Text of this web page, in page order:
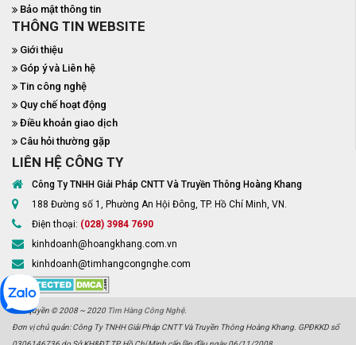
Bảo mật thông tin
THÔNG TIN WEBSITE
Giới thiệu
Góp ý và Liên hệ
Tin công nghệ
Quy chế hoạt động
Điều khoản giao dịch
Câu hỏi thường gặp
LIÊN HỆ CÔNG TY
Công Ty TNHH Giải Pháp CNTT Và Truyền Thông Hoàng Khang
188 Đường số 1, Phường An Hội Đông, TP. Hồ Chí Minh, VN.
Điện thoại: (028) 3984 7690
kinhdoanh@hoangkhang.com.vn
kinhdoanh@timhangcongnghe.com
Bản quyền © 2008 ~ 2020 Tìm Hàng Công Nghệ.
Đơn vị chủ quản: Công Ty TNHH Giải Pháp CNTT Và Truyền Thông Hoàng Khang. GPĐKKD số